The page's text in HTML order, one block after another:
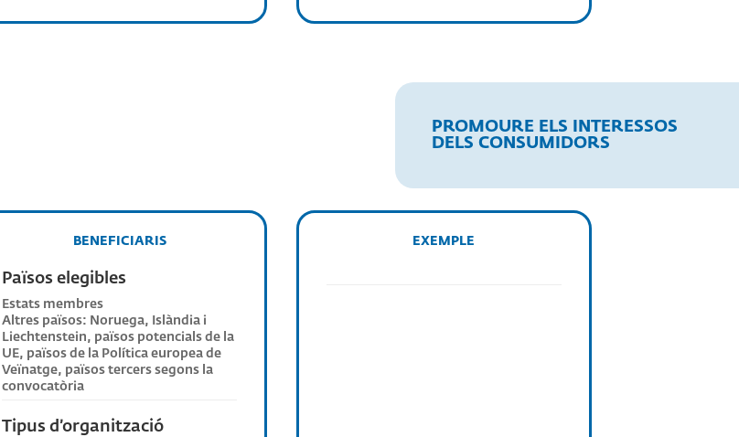
PROMOURE ELS INTERESSOS
DELS CONSUMIDORS
BENEFICIARIS
Països elegibles
Estats membres
Altres països: Noruega, Islàndia i
Liechtenstein, països potencials de la
UE, països de la Política europea de
Veïnatge, països tercers segons la
convocatòria
Tipus d’organització
EXEMPLE